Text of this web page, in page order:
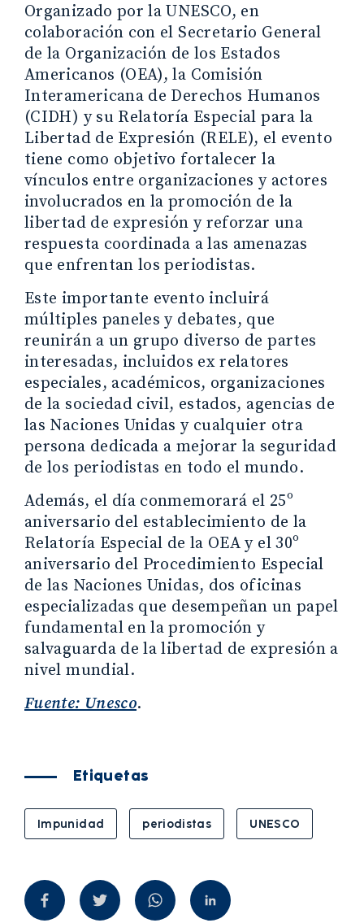
Organizado por la UNESCO, en
colaboración con el Secretario General
de la Organización de los Estados
Americanos (OEA), la Comisión
Interamericana de Derechos Humanos
(CIDH) y su Relatoría Especial para la
Libertad de Expresión (RELE), el evento
tiene como objetivo fortalecer la
vínculos entre organizaciones y actores
involucrados en la promoción de la
libertad de expresión y reforzar una
respuesta coordinada a las amenazas
que enfrentan los periodistas.
Este importante evento incluirá
múltiples paneles y debates, que
reunirán a un grupo diverso de partes
interesadas, incluidos ex relatores
especiales, académicos, organizaciones
de la sociedad civil, estados, agencias de
las Naciones Unidas y cualquier otra
persona dedicada a mejorar la seguridad
de los periodistas en todo el mundo.
Además, el día conmemorará el 25º
aniversario del establecimiento de la
Relatoría Especial de la OEA y el 30º
aniversario del Procedimiento Especial
de las Naciones Unidas, dos oficinas
especializadas que desempeñan un papel
fundamental en la promoción y
salvaguarda de la libertad de expresión a
nivel mundial.
Fuente: Unesco.
Etiquetas
Impunidad periodistas UNESCO